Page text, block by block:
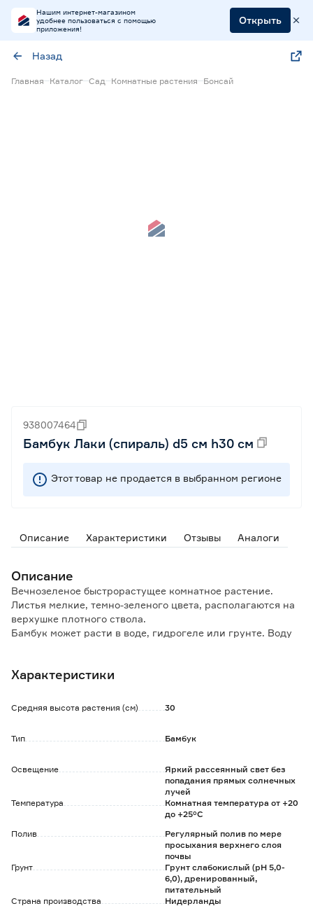
Нашим интернет-магазином
удобнее пользоваться с помощью
приложения!
Открыть
Назад
Главная Каталог Сад Комнатные растения Бонсай
938007464
Бамбук Лаки (спираль) d5 см h30 см
Этот товар не продается в выбранном регионе
Описание Характеристики Отзывы Аналоги
Описание
Вечнозеленое быстрорастущее комнатное растение.
Листья мелкие, темно-зеленого цвета, располагаются на
верхушке плотного ствола.
Бамбук может расти в воде, гидрогеле или грунте. Воду
При выращивании в грунте можно добиться быстрого
Растение необходимо опрыскивать и протирать листья
Характеристики
Средняя высота растения (см) 30
Тип Бамбук
Освещение
Яркий рассеянный свет без
попадания прямых солнечных
лучей
Температура
Комнатная температура от +20
до +25°C
Полив
Регулярный полив по мере
просыхания верхнего слоя
почвы
Грунт
Грунт слабокислый (pH 5,0-
6,0), дренированный,
питательный
Страна производства
Нидерланды